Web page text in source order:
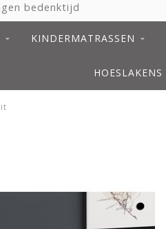
bedenktijd
KINDERMATRASSEN
HOESLAKENS